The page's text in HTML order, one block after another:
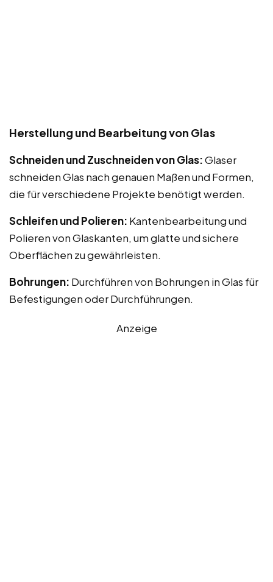
Herstellung und Bearbeitung von Glas
Schneiden und Zuschneiden von Glas:Glaser
schneiden Glas nach genauen Maßen und Formen,
die für verschiedene Projekte benötigt werden.
Schleifen und Polieren: Kantenbearbeitung und
Polieren von Glaskanten, um glatte und sichere
Oberflächen zu gewährleisten.
Bohrungen: Durchführen von Bohrungen in Glas für
Befestigungen oder Durchführungen.
Anzeige